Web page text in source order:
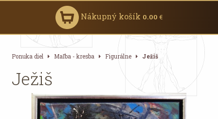
Nákupný košík 0.00 €
Ponuka diel Maľba - kresba Figurálne Ježiš
Ježiš